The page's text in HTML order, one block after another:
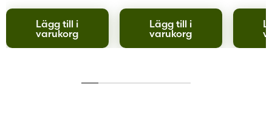
Lägg till i
varukorg
Lägg till i
varukorg